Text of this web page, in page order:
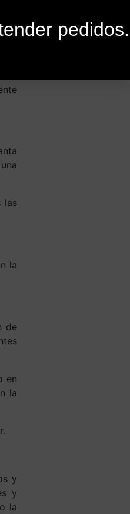
pedidos.
las
la
de
en
la
y
y
la